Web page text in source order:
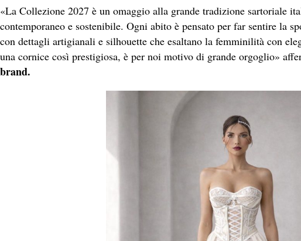
«La Collezione 2027 è un omaggio alla grande tradizione sartoriale
contemporaneo e sostenibile. Ogni abito è pensato per far sentire la
con dettagli artigianali e silhouette che esaltano la femminilità con
una cornice così prestigiosa, è per noi motivo di grande orgoglio»
brand.